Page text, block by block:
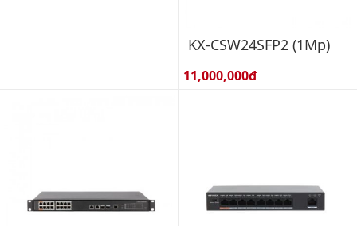
KX-CSW24SFP2 (1Mp)
Giá bán:
11,000,000đ